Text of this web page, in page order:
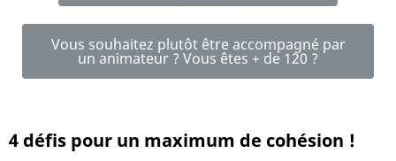
Vous souhaitez plutôt être accompagné par
un animateur ? Vous êtes + de 120 ?
4 défis pour un maximum de cohésion !